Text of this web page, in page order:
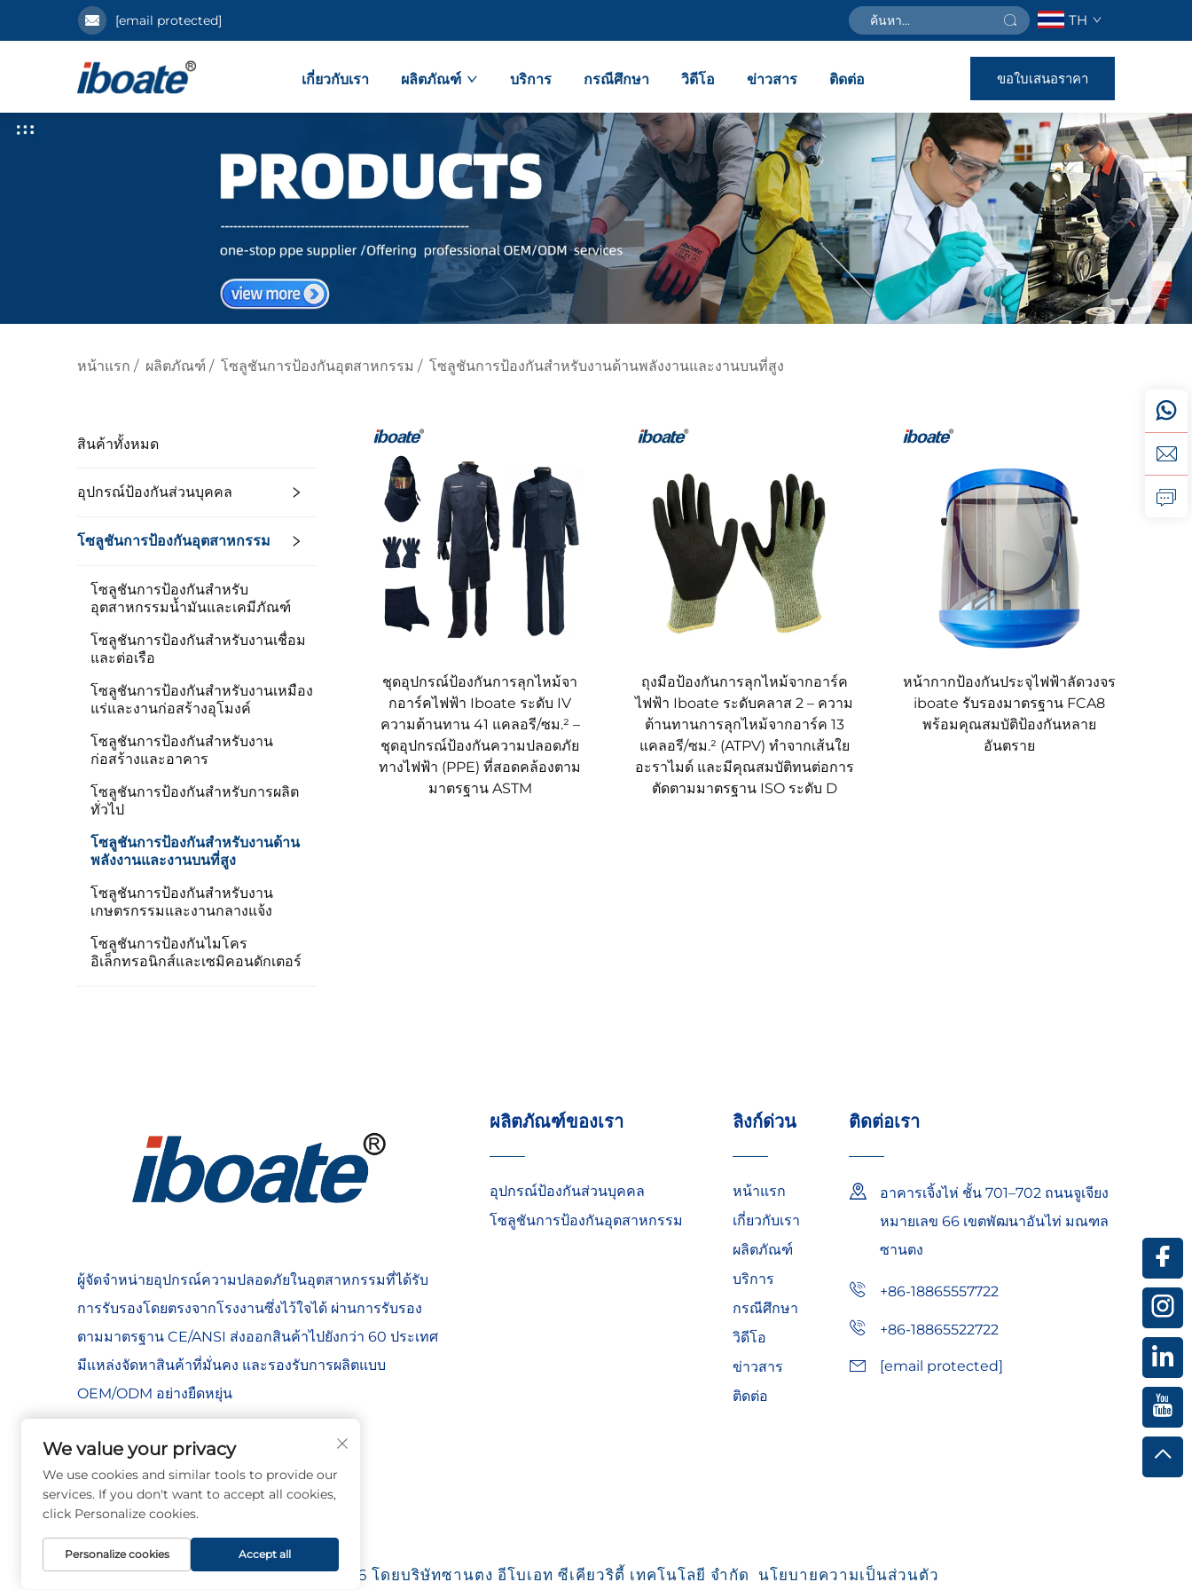
[email protected] TH
เกี่ยวกับเรา ผลิตภัณฑ์ บริการ กรณีศึกษา วิดีโอ ข่าวสาร ติดต่อ ขอใบเสนอราคา
หน้าแรก / ผลิตภัณฑ์ / โซลูชันการป้องกันอุตสาหกรรม / โซลูชันการป้องกันสำหรับงานด้านพลังงานและงานบนที่สูง
สินค้าทั้งหมด
อุปกรณ์ป้องกันส่วนบุคคล
โซลูชันการป้องกันอุตสาหกรรม
โซลูชันการป้องกันสำหรับ
อุตสาหกรรมน้ำมันและเคมีภัณฑ์
โซลูชันการป้องกันสำหรับงานเชื่อม
และต่อเรือ
โซลูชันการป้องกันสำหรับงานเหมือง
แร่และงานก่อสร้างอุโมงค์
โซลูชันการป้องกันสำหรับงาน
ก่อสร้างและอาคาร
โซลูชันการป้องกันสำหรับการผลิต
ทั่วไป
โซลูชันการป้องกันสำหรับงานด้าน
พลังงานและงานบนที่สูง
โซลูชันการป้องกันสำหรับงาน
เกษตรกรรมและงานกลางแจ้ง
โซลูชันการป้องกันไมโคร
อิเล็กทรอนิกส์และเซมิคอนดักเตอร์
ชุดอุปกรณ์ป้องกันการลุกไหม้จา
กอาร์คไฟฟ้า Iboate ระดับ IV
ความต้านทาน 41 แคลอรี/ซม.² –
ชุดอุปกรณ์ป้องกันความปลอดภัย
ทางไฟฟ้า (PPE) ที่สอดคล้องตาม
มาตรฐาน ASTM
ถุงมือป้องกันการลุกไหม้จากอาร์ค
ไฟฟ้า Iboate ระดับคลาส 2 – ความ
ต้านทานการลุกไหม้จากอาร์ค 13
แคลอรี/ซม.² (ATPV) ทำจากเส้นใย
อะราไมด์ และมีคุณสมบัติทนต่อการ
ตัดตามมาตรฐาน ISO ระดับ D
หน้ากากป้องกันประจุไฟฟ้าลัดวงจร
iboate รับรองมาตรฐาน FCA8
พร้อมคุณสมบัติป้องกันหลาย
อันตราย
ผู้จัดจำหน่ายอุปกรณ์ความปลอดภัยในอุตสาหกรรมที่ได้รับ
การรับรองโดยตรงจากโรงงานซึ่งไว้ใจได้ ผ่านการรับรอง
ตามมาตรฐาน CE/ANSI ส่งออกสินค้าไปยังกว่า 60 ประเทศ
มีแหล่งจัดหาสินค้าที่มั่นคง และรองรับการผลิตแบบ
OEM/ODM อย่างยืดหยุ่น
ผลิตภัณฑ์ของเรา
อุปกรณ์ป้องกันส่วนบุคคล
โซลูชันการป้องกันอุตสาหกรรม
ลิงก์ด่วน
หน้าแรก
เกี่ยวกับเรา
ผลิตภัณฑ์
บริการ
กรณีศึกษา
วิดีโอ
ข่าวสาร
ติดต่อ
ติดต่อเรา
อาคารเจิ้งไห่ ชั้น 701–702 ถนนจูเจียง
หมายเลข 66 เขตพัฒนาอันไท่ มณฑล
ซานตง
+86-18865557722
+86-18865522722
[email protected]
ลิขสิทธิ์ © 2026 โดยบริษัทซานตง อีโบเอท ซีเคียวริตี้ เทคโนโลยี จำกัด นโยบายความเป็นส่วนตัว
We value your privacy
We use cookies and similar tools to provide our
services. If you don't want to accept all cookies,
click Personalize cookies.
Personalize cookies Accept all